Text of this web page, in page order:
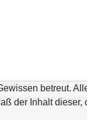
betreut.
der Inhalt